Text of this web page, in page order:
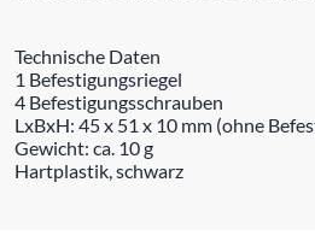
Technische Daten
1 Befestigungsriegel
4 Befestigungsschrauben
LxBxH: 45 x 51 x 10 mm (ohne
Gewicht: ca. 10 g
Hartplastik, schwarz